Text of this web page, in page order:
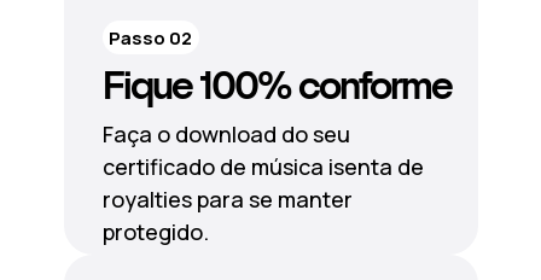
Fique 100% conforme
Faça o download do seu
certificado de música isenta de
royalties para se manter
protegido.
Passo 02